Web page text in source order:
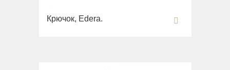
Крючок, Edera.